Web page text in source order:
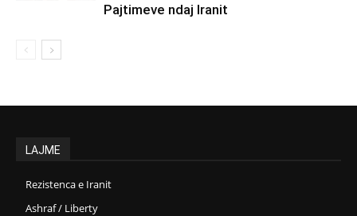
Pajtimeve ndaj Iranit
LAJME
Rezistenca e Iranit
Ashraf / Liberty